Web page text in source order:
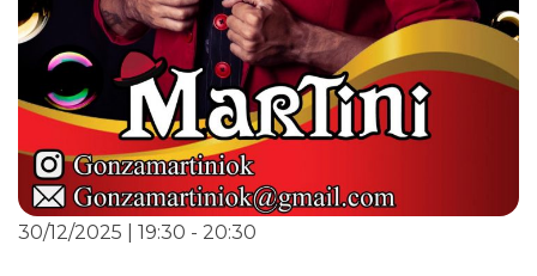
30/12/2025 | 19:30 - 20:30